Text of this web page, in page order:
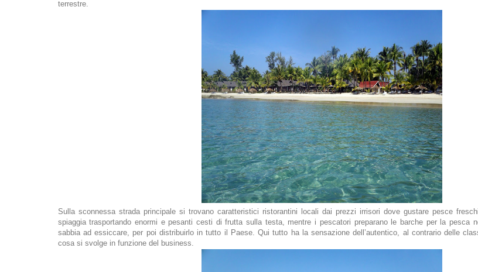
terrestre.
Sulla sconnessa strada principale si trovano caratteristici ristorantini locali dai prezzi irrisori dove gustare pesce
spiaggia trasportando enormi e pesanti cesti di frutta sulla testa, mentre i pescatori preparano le barche per la pesca
sabbia ad essiccare, per poi distribuirlo in tutto il Paese. Qui tutto ha la sensazione dell’autentico, al contrario delle
cosa si svolge in funzione del business.